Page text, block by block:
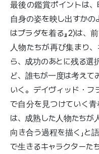
最後の鑑賞ポイントは
自身の姿を映し出すかの
はプラダを着る』2〉は
人物たちが再び集まり
ら、成功のあとに残る選
ど、誰もが一度は考えて
いく。デイヴィッド・フ
で自分を見つけていく
は、成熟した人物たちが
向き合う過程を描く」と
で生きるキャラクターた